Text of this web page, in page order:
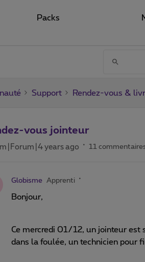
Packs
Support Rendez-vous &
vous jointeur
years ago 11
Globisme Apprenti
Bonjour,
Ce mercredi 01/12, un jointeur est
dans la foulée, un technicien pour